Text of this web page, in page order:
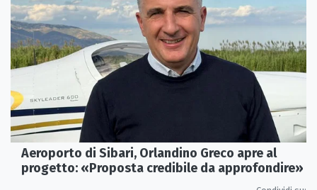
Aeroporto di Sibari, Orlandino Greco apre al
progetto: «Proposta credibile da approfondire»